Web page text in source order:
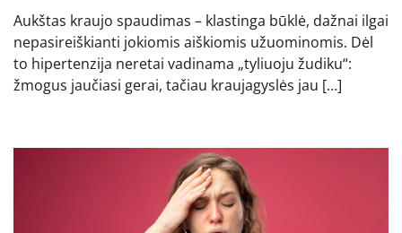
Aukštas kraujo spaudimas – klastinga būklė, dažnai ilgai
nepasireiškianti jokiomis aiškiomis užuominomis. Dėl
to hipertenzija neretai vadinama „tyliuoju žudiku“:
žmogus jaučiasi gerai, tačiau kraujagyslės jau […]